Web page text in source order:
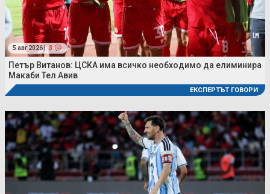
5 авг 2026 | 3
Петър Витанов: ЦСКА има всичко необходимо да елиминира
Макаби Тел Авив
ЕКСПЕРТЪТ ГОВОРИ